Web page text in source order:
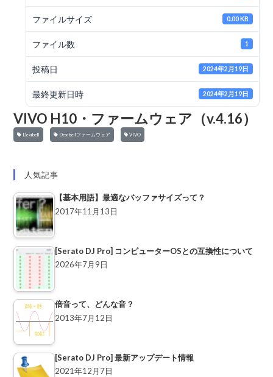
ファイルサイズ 0.00 KB
ファイル数 1
投稿日 2024年2月19日
最終更新日時 2024年2月19日
VIVO H10・ファームウェア（v.4.16）
Dexibell Dexibellファームウェア VIVO
人気記事
【基本用語】最適なバッファサイズって？
2017年11月13日
[Serato DJ Pro] コンピューターOSとの互換性について
2026年7月9日
倍音って、どんな音？
2013年7月12日
[Serato DJ Pro] 最新アップデート情報
2021年12月7日